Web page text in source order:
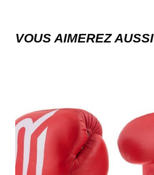
VOUS AIMEREZ AUSSI